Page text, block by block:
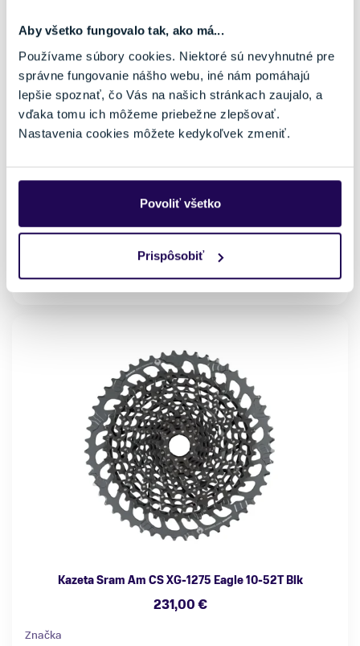
Aby všetko fungovalo tak, ako má...
Používame súbory cookies. Niektoré sú nevyhnutné pre
správne fungovanie nášho webu, iné nám pomáhajú
lepšie spoznať, čo Vás na našich stránkach zaujalo, a
vďaka tomu ich môžeme priebežne zlepšovať.
Nastavenia cookies môžete kedykoľvek zmeniť.
Povoliť všetko
Prispôsobiť
Kazeta Sram am CS PG-1070 10sp 11-36t
Značka
Veľkosť
Skladom - Ihneď k odberu
Kazeta Sram Am CS XG-1275 Eagle 10-52T Blk
231,00 €
Značka